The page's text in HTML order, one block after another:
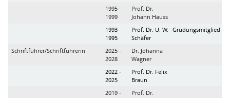
1995 -
1999
Prof. Dr.
Johann Hauss
1993 -
1995
Prof. Dr. U. W.
Schäfer
Grüdungsmitglied
Schriftführer/Schriftführerin
2025 -
2028
Dr. Johanna
Wagner
2022 -
2025
Prof. Dr. Felix
Braun
2019 -
Prof. Dr.